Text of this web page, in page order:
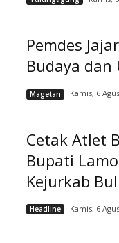
Pemdes
Budaya dan
Magetan Kamis, 6
Cetak Atlet
Bupati
Kejurkab
Headline Kamis, 6